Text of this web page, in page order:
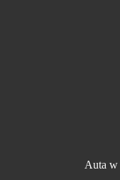
Auta w